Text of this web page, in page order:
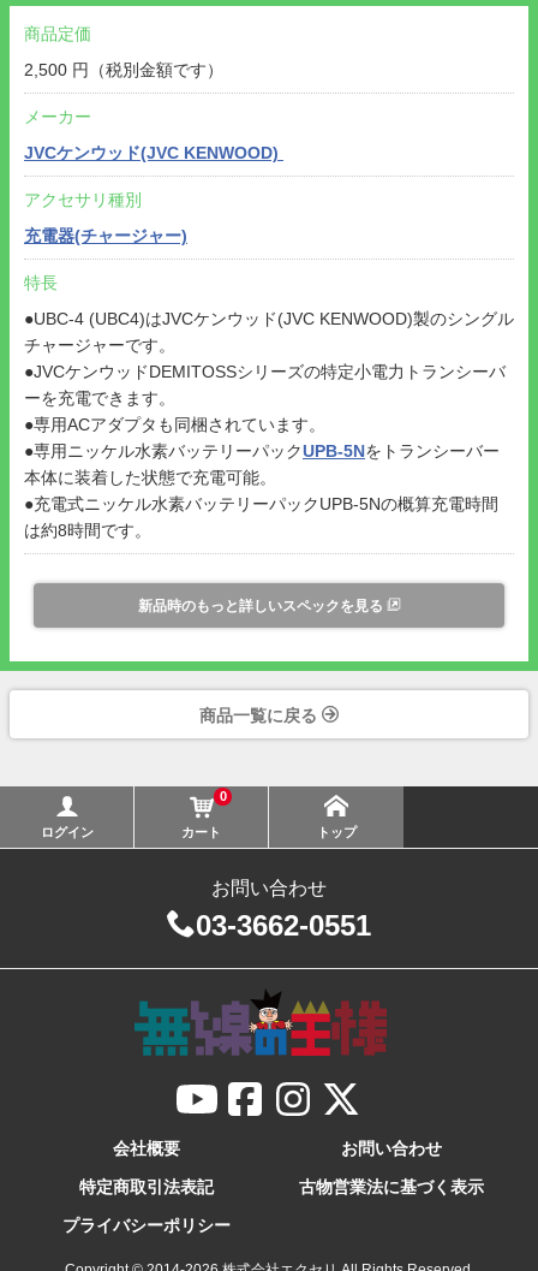
商品定価
2,500 円（税別金額です）
メーカー
JVCケンウッド(JVC KENWOOD)
アクセサリ種別
充電器(チャージャー)
特長
●UBC-4 (UBC4)はJVCケンウッド(JVC KENWOOD)製のシングル
チャージャーです。
●JVCケンウッドDEMITOSSシリーズの特定小電力トランシーバ
ーを充電できます。
●専用ACアダプタも同梱されています。
●専用ニッケル水素バッテリーパックUPB-5Nをトランシーバー
本体に装着した状態で充電可能。
●充電式ニッケル水素バッテリーパックUPB-5Nの概算充電時間
は約8時間です。
新品時のもっと詳しいスペックを見る
商品一覧に戻る
ログイン
0
カート トップ
お問い合わせ
03-3662-0551
会社概要
お問い合わせ
特定商取引法表記
古物営業法に基づく表示
プライバシーポリシー